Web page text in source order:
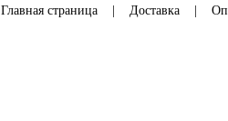
Главная страница| Доставка|